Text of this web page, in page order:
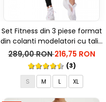
Set Fitness din 3 piese format
din colanti modelatori cu talie
inalta, top si hanorac Ellite,
Negru
289,00 RON216,75 RON
(3)
S
M L XL